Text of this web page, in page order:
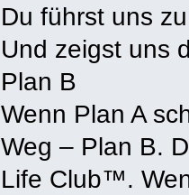
Du führst uns
Und zeigst uns
Plan B
Wenn Plan A
Weg – Plan B.
Life Club™.